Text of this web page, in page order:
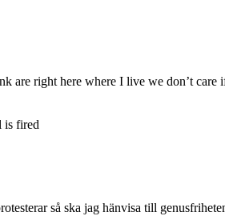
are right here where I live we don’t
is fired
så ska jag hänvisa till